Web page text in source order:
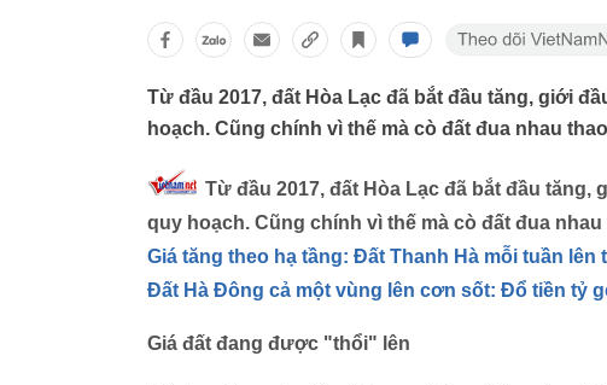
Từ đầu 2017, đất Hòa Lạc đã bắt đầu tăng, giới
hoạch. Cũng chính vì thế mà cò đất đua nhau
Từ đầu 2017, đất Hòa Lạc đã bắt đầu
quy hoạch. Cũng chính vì thế mà cò đất đua
Giá tăng theo hạ tầng: Đất Thanh Hà mỗi tuần lên
Đất Hà Đông cả một vùng lên cơn sốt: Đổ tiền tỷ
Giá đất đang được "thổi" lên